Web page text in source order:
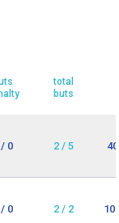
total
buts
/ 0 2 / 5
/ 0 2 / 2